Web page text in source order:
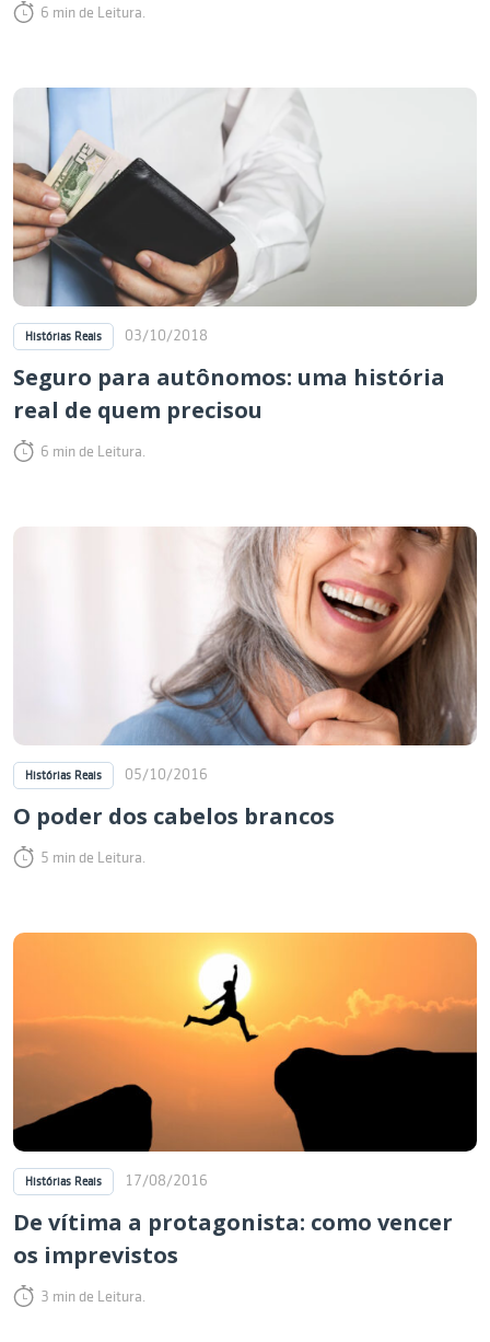
6 min de Leitura.
Histórias Reais 03/10/2018
Seguro para autônomos: uma história
real de quem precisou
6 min de Leitura.
Histórias Reais 05/10/2016
O poder dos cabelos brancos
5 min de Leitura.
Histórias Reais 17/08/2016
De vítima a protagonista: como vencer
os imprevistos
3 min de Leitura.